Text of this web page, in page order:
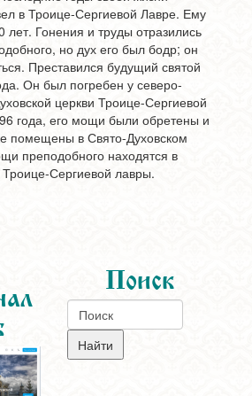
в Троице-Сергиевой Лавре. Ему
лет. Гонения и труды отразились
но дух его был бодр; он
Преставился будущий святой
Он был погребен у северо-
церкви Троице-Сергиевой
года, его мощи были обретены и
помещены в Свято-Духовском
преподобного находятся в
Сергиевой лавры.
Поиск